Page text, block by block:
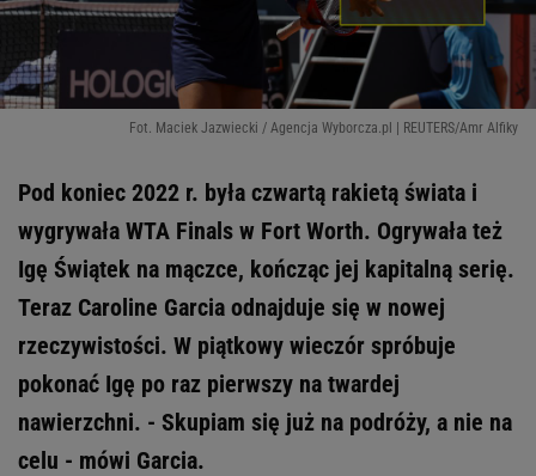
Fot. Maciek Jazwiecki / Agencja Wyborcza.pl | REUTERS/Amr Alfiky
Pod koniec 2022 r. była czwartą rakietą świata i
wygrywała WTA Finals w Fort Worth. Ogrywała też
Igę Świątek na mączce, kończąc jej kapitalną serię.
Teraz Caroline Garcia odnajduje się w nowej
rzeczywistości. W piątkowy wieczór spróbuje
pokonać Igę po raz pierwszy na twardej
nawierzchni. - Skupiam się już na podróży, a nie na
celu - mówi Garcia.